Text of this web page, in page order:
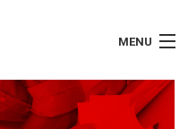
MENU